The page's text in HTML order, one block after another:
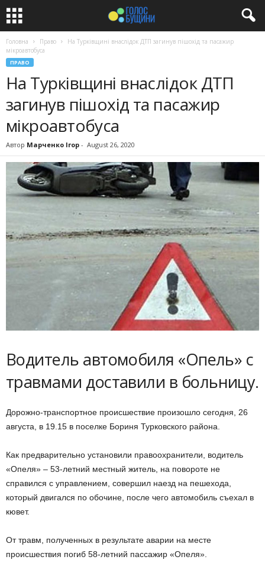
Головна Право
На Турківщині внаслідок ДТП загинув пішохід та пасажир
мікроавтобуса
ПРАВО
На Турківщині внаслідок ДТП
загинув пішохід та пасажир
мікроавтобуса
Автор Марченко Ігор - August 26, 2020
Водитель автомобиля «Опель» с
травмами доставили в больницу.
Дорожно-транспортное происшествие произошло сегодня, 26
августа, в 19.15 в поселке Бориня Турковского района.
Как предварительно установили правоохранители, водитель
«Опеля» – 53-летний местный житель, на повороте не
справился с управлением, совершил наезд на пешехода,
который двигался по обочине, после чего автомобиль съехал в
кювет.
От травм, полученных в результате аварии на месте
происшествия погиб 58-летний пассажир «Опеля».